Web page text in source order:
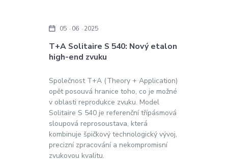
T+A Solitaire S 540: Nový etalon
high-end zvuku
05 06 2025
Společnost T+A (Theory + Application)
opět posouvá hranice toho, co je možné
v oblasti reprodukce zvuku. Model
Solitaire S 540 je referenční třípásmová
sloupová reprosoustava, která
kombinuje špičkový technologický vývoj,
precizní zpracování a nekompromisní
zvukovou kvalitu.